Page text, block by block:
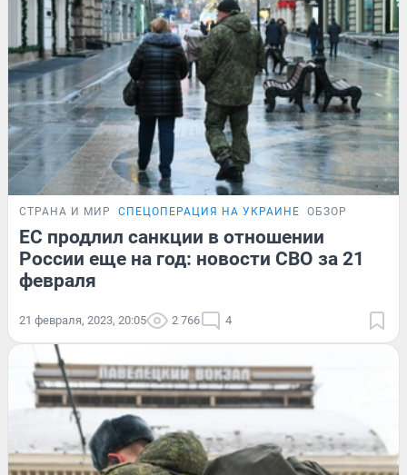
СТРАНА И МИР СПЕЦОПЕРАЦИЯ НА УКРАИНЕ ОБЗОР
ЕС продлил санкции в отношении
России еще на год: новости СВО за 21
февраля
21 февраля, 2023, 20:05 2 766 4